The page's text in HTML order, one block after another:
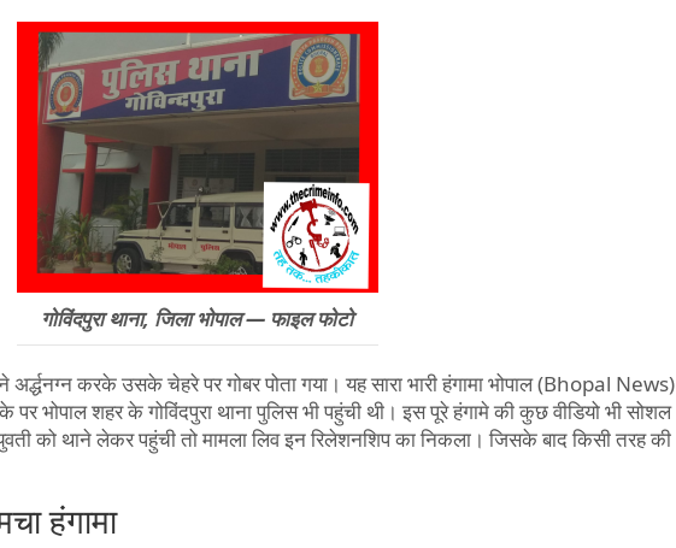
गोविंदपुरा थाना, जिला भोपाल — फाइल फोटो
करके उसके चेहरे पर गोबर पोता गया। यह सारा भारी हंगामा भोपाल (Bhopal News)
पर भोपाल शहर के गोविंदपुरा थाना पुलिस भी पहुंची थी। इस पूरे हंगामे की कुछ वीडियो भी सोशल
को थाने लेकर पहुंची तो मामला लिव इन रिलेशनशिप का निकला। जिसके बाद किसी तरह की
हंगामा